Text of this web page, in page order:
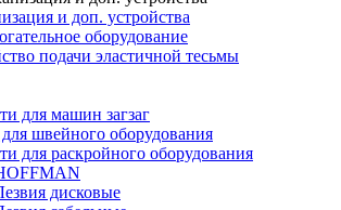
и доп. устройства
оборудование
подачи эластичной тесьмы
для машин загзаг
швейного оборудования
для раскройного оборудования
дисковые